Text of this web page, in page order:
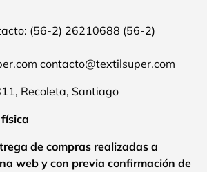
(56-2) 26210688 (56-2)
contacto@textilsuper.com
Recoleta, Santiago
de compras realizadas a
web y con previa confirmación de